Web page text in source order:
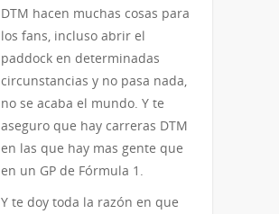
DTM hacen muchas cosas para
los fans, incluso abrir el
paddock en determinadas
circunstancias y no pasa nada,
no se acaba el mundo. Y te
aseguro que hay carreras DTM
en las que hay mas gente que
en un GP de Fórmula 1.
Y te doy toda la razón en que